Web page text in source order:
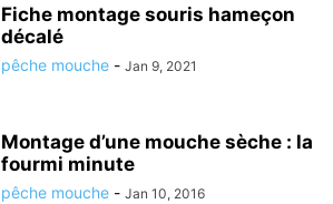
Fiche montage souris hameçon
décalé
pêche mouche - Jan 9, 2021
Montage d’une mouche sèche : la
fourmi minute
pêche mouche - Jan 10, 2016